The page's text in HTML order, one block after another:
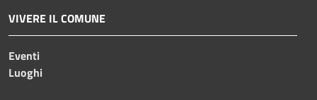
VIVERE IL COMUNE
Eventi
Luoghi